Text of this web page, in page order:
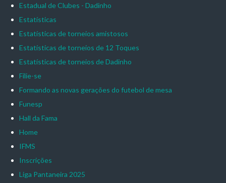
Estadual de Clubes - Dadinho
Estatísticas
Estatísticas de torneios amistosos
Estatísticas de torneios de 12 Toques
Estatísticas de torneios de Dadinho
Filie-se
Formando as novas gerações do futebol de mesa
Funesp
Hall da Fama
Home
IFMS
Inscrições
Liga Pantaneira 2025